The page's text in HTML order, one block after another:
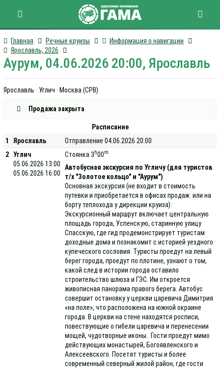
Главная Речные круизы
Информация о навигации
Ярославль, 2026
Аурум, 04.06.2026 20:00, Ярославль
Ярославль · Углич · Москва (СРВ)
Продажа закрыта
Расписание
1
Ярославль
Отправление 04.06.2026 20:00
2 Углич
05.06.2026 13:00
05.06.2026 16:00
Стоянка 3 h00m
Автобусная экскурсия по Угличу (для туристов
т/х "Золотое кольцо" и "Аурум")
Основная экскурсия (не входит в стоимость
путевки и приобретается в офисах продаж или на
борту теплохода у дирекции круиза):
Экскурсионный маршрут включает центральную
площадь города, Успенскую, старинную улицу
Спасскую, где гид продемонстрирует туристам
доходные дома и познакомит с историей уездного
купеческого сословия. Туристы проедут на левый
берег города, проедут по плотине, узнают о том,
какой след в истории города оставило
строительство шлюза и ГЭС. Им откроется
живописная панорама правого берега. Автобус
совершит остановку у церкви царевича Димитрия
«на поле», что расположена на южной окраине
города. В церкви на стене находятся росписи,
повествующие о гибели царевича и перенесении
мощей, чудотворные иконы. Гости проедут мимо
действующих монастырей, Богоявленского и
Алексеевского. Посетят туристы и более
современный северный жилой район, где гости